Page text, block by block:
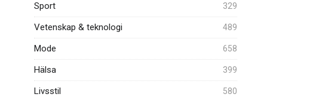
Sport 329
Vetenskap & teknologi 489
Mode 658
Hälsa 399
Livsstil 580